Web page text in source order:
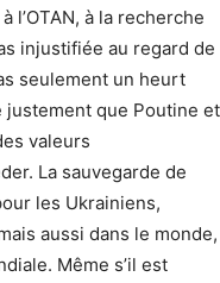
l’OTAN, à la recherche
injustifiée au regard de
seulement un heurt
justement que Poutine et
valeurs
La sauvegarde de
les Ukrainiens,
aussi dans le monde,
Même s’il est